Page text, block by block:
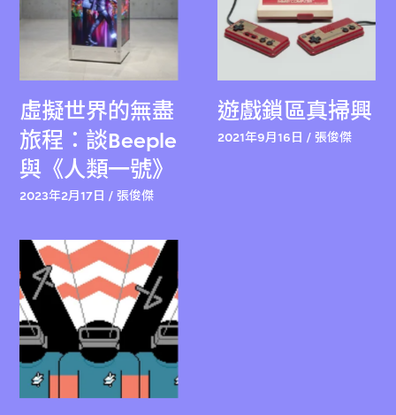
虛擬世界的無盡
旅程：談Beeple
與《人類一號》
2023年2月17日 / 張俊傑
遊戲鎖區真掃興
2021年9月16日 / 張俊傑